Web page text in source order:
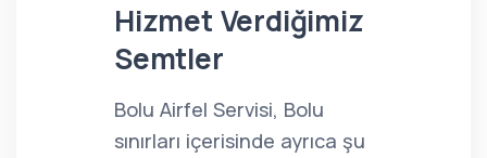
Hizmet Verdiğimiz
Semtler
Bolu Airfel Servisi, Bolu
sınırları içerisinde ayrıca şu